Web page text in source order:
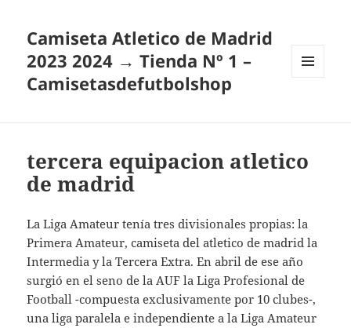
Camiseta Atletico de Madrid
2023 2024 → Tienda Nº 1 –
Camisetasdefutbolshop
tercera equipacion atletico
de madrid
La Liga Amateur tenía tres divisionales propias: la
Primera Amateur, camiseta del atletico de madrid la
Intermedia y la Tercera Extra. En abril de ese año
surgió en el seno de la AUF la Liga Profesional de
Football -compuesta exclusivamente por 10 clubes-,
una liga paralela e independiente a la Liga Amateur